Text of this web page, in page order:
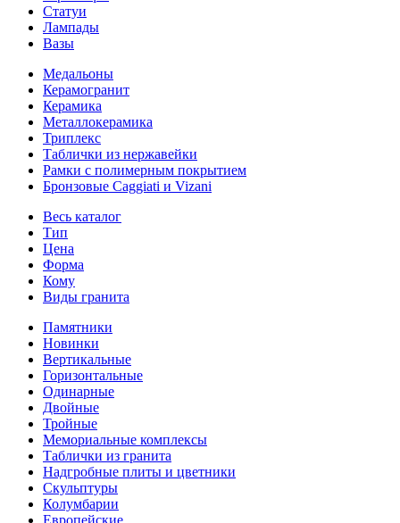
Статуи
Лампады
Вазы
Медальоны
Керамогранит
Керамика
Металлокерамика
Триплекс
Таблички из нержавейки
Рамки с полимерным покрытием
Бронзовые Caggiati и Vizani
Весь каталог
Тип
Цена
Форма
Кому
Виды гранита
Памятники
Новинки
Вертикальные
Горизонтальные
Одинарные
Двойные
Тройные
Мемориальные комплексы
Таблички из гранита
Надгробные плиты и цветники
Скульптуры
Колумбарии
Европейские